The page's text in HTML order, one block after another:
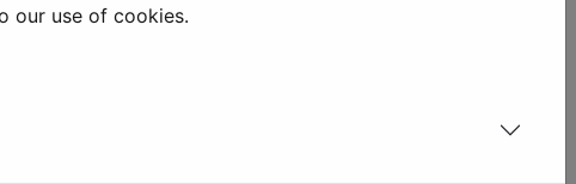
our use of cookies.